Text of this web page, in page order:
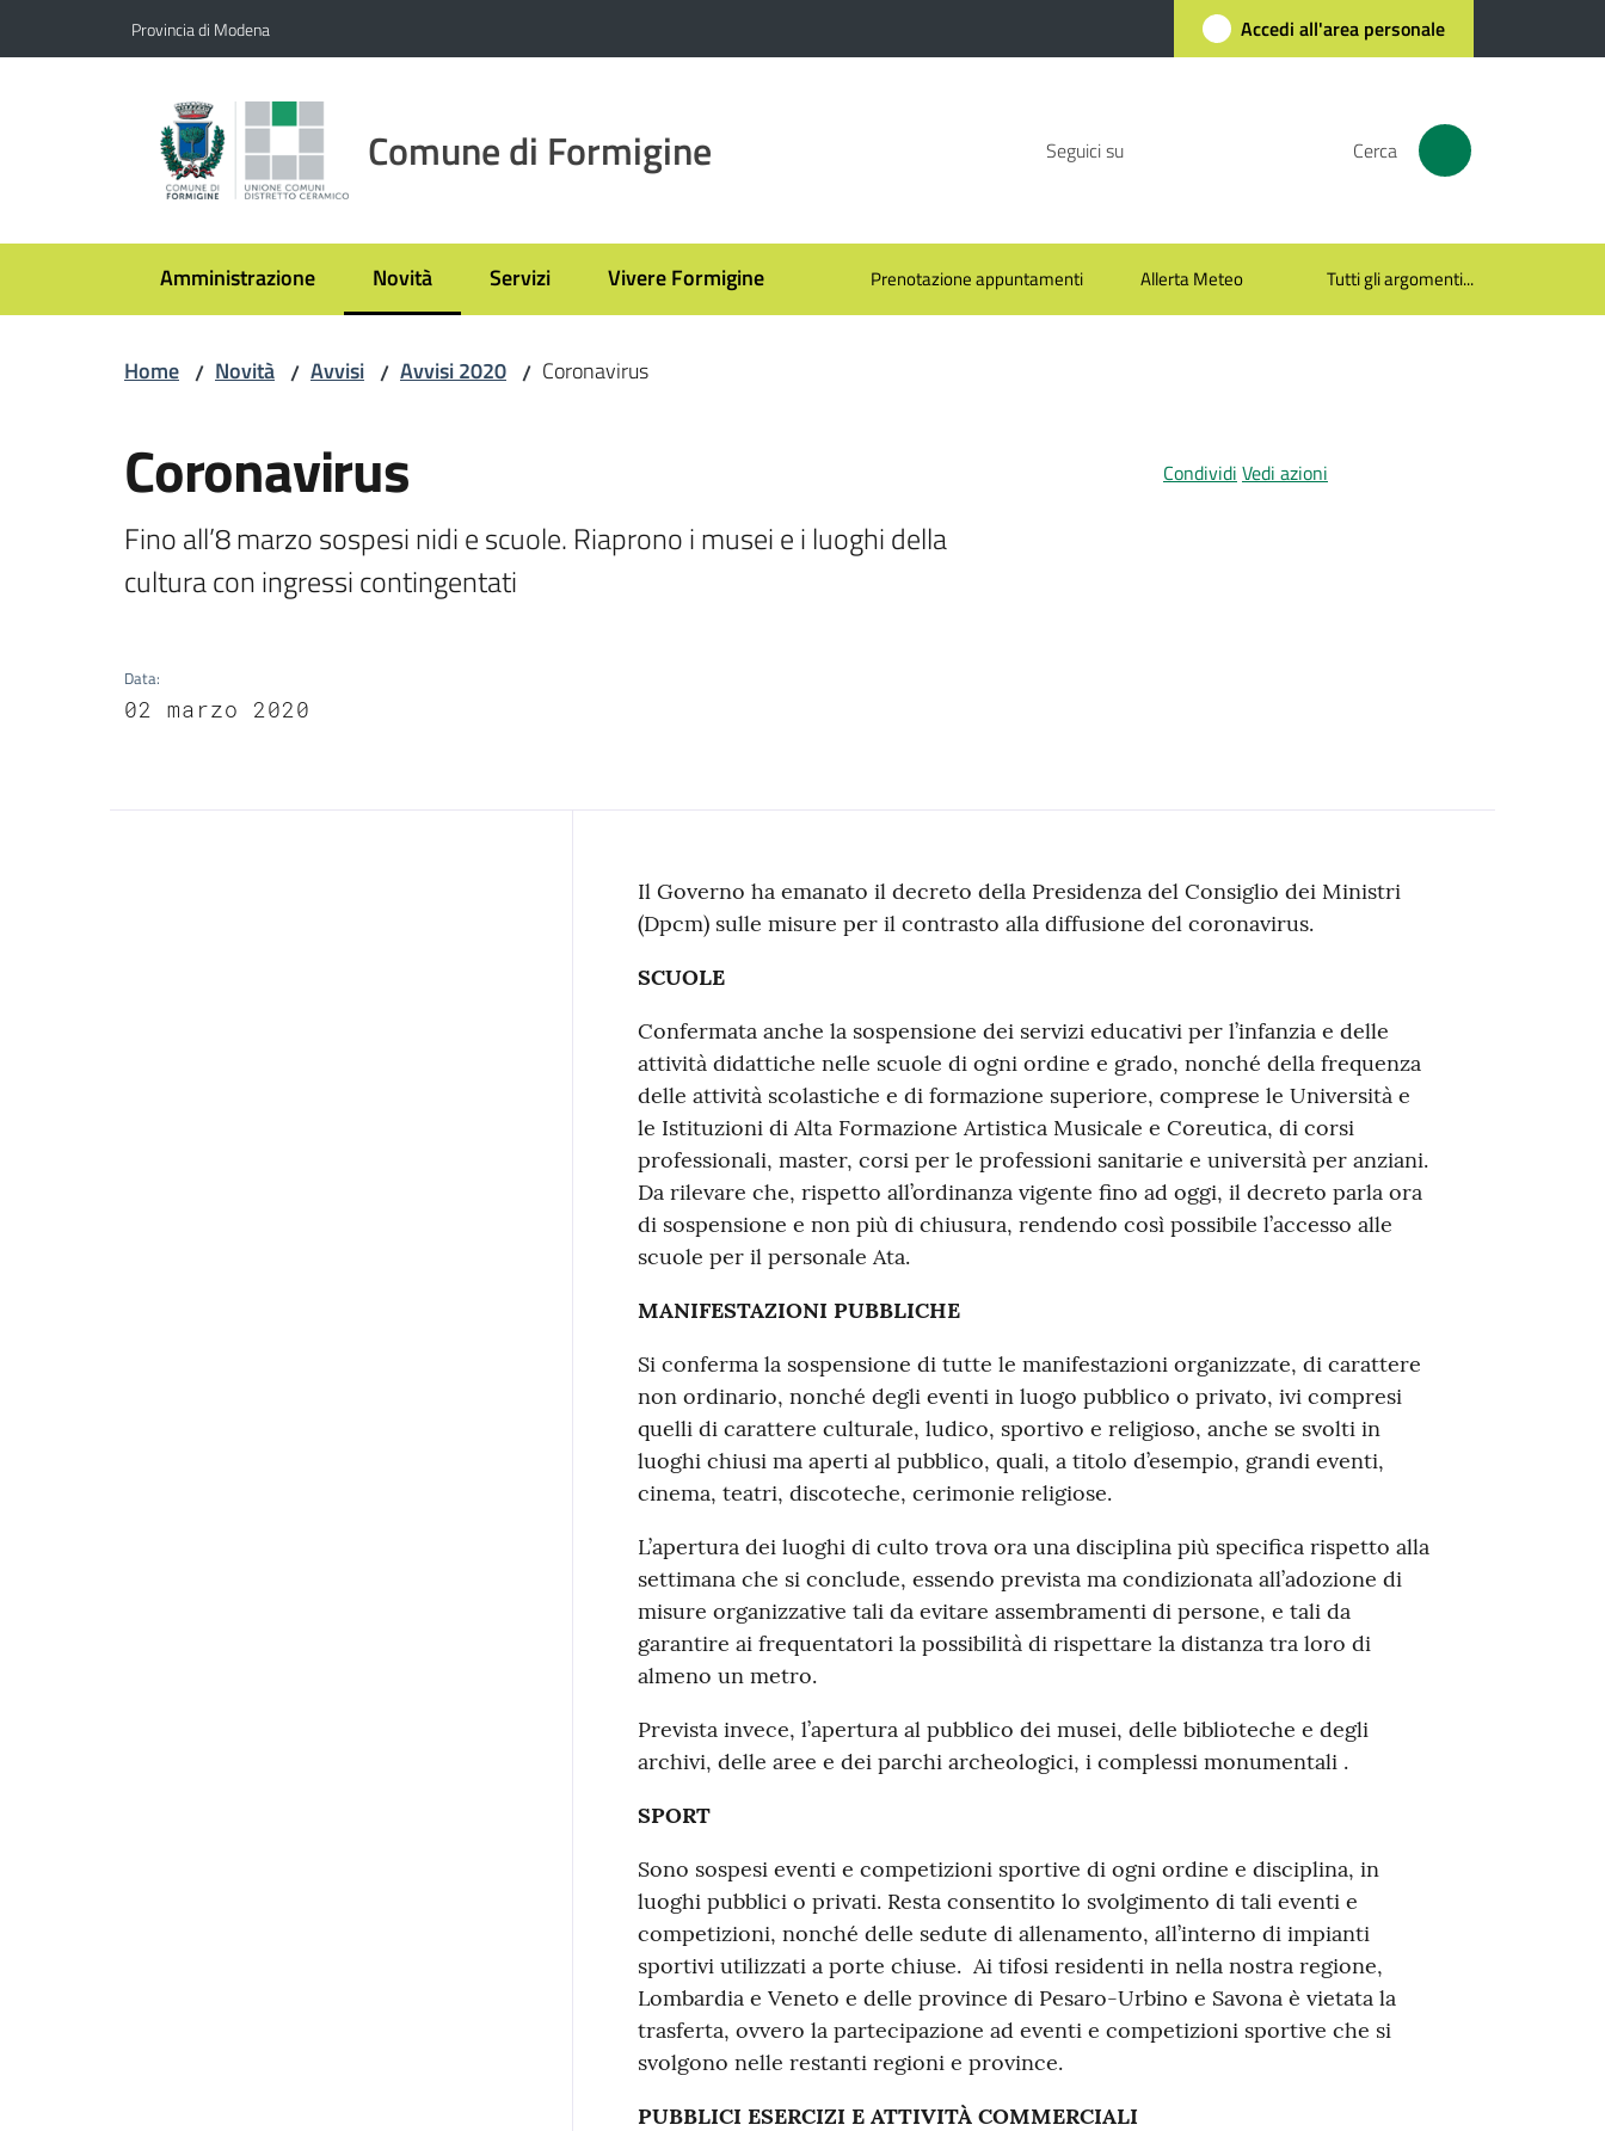
Provincia di Modena Accedi all'area personale
Comune di Formigine Seguici su Cerca
Amministrazione Novità
Menu selezionato
Servizi Vivere Formigine Prenotazione appuntamenti Allerta Meteo Tutti gli argomenti...
Home / Novità / Avvisi / Avvisi 2020 / Coronavirus
Coronavirus
Fino all’8 marzo sospesi nidi e scuole. Riaprono i musei e i luoghi della
cultura con ingressi contingentati
Data:
02 marzo 2020
Condividi Vedi azioni
Contenuto
Il Governo ha emanato il decreto della Presidenza del Consiglio dei Ministri
(Dpcm) sulle misure per il contrasto alla diffusione del coronavirus.
SCUOLE
Confermata anche la sospensione dei servizi educativi per l’infanzia e delle
attività didattiche nelle scuole di ogni ordine e grado, nonché della frequenza
delle attività scolastiche e di formazione superiore, comprese le Università e
le Istituzioni di Alta Formazione Artistica Musicale e Coreutica, di corsi
professionali, master, corsi per le professioni sanitarie e università per anziani.
Da rilevare che, rispetto all’ordinanza vigente fino ad oggi, il decreto parla ora
di sospensione e non più di chiusura, rendendo così possibile l’accesso alle
scuole per il personale Ata.
MANIFESTAZIONI PUBBLICHE
Si conferma la sospensione di tutte le manifestazioni organizzate, di carattere
non ordinario, nonché degli eventi in luogo pubblico o privato, ivi compresi
quelli di carattere culturale, ludico, sportivo e religioso, anche se svolti in
luoghi chiusi ma aperti al pubblico, quali, a titolo d’esempio, grandi eventi,
cinema, teatri, discoteche, cerimonie religiose.
L’apertura dei luoghi di culto trova ora una disciplina più specifica rispetto alla
settimana che si conclude, essendo prevista ma condizionata all’adozione di
misure organizzative tali da evitare assembramenti di persone, e tali da
garantire ai frequentatori la possibilità di rispettare la distanza tra loro di
almeno un metro.
Prevista invece, l’apertura al pubblico dei musei, delle biblioteche e degli
archivi, delle aree e dei parchi archeologici, i complessi monumentali .
SPORT
Sono sospesi eventi e competizioni sportive di ogni ordine e disciplina, in
luoghi pubblici o privati. Resta consentito lo svolgimento di tali eventi e
competizioni, nonché delle sedute di allenamento, all’interno di impianti
sportivi utilizzati a porte chiuse. Ai tifosi residenti in nella nostra regione,
Lombardia e Veneto e delle province di Pesaro-Urbino e Savona è vietata la
trasferta, ovvero la partecipazione ad eventi e competizioni sportive che si
svolgono nelle restanti regioni e province.
PUBBLICI ESERCIZI E ATTIVITÀ COMMERCIALI